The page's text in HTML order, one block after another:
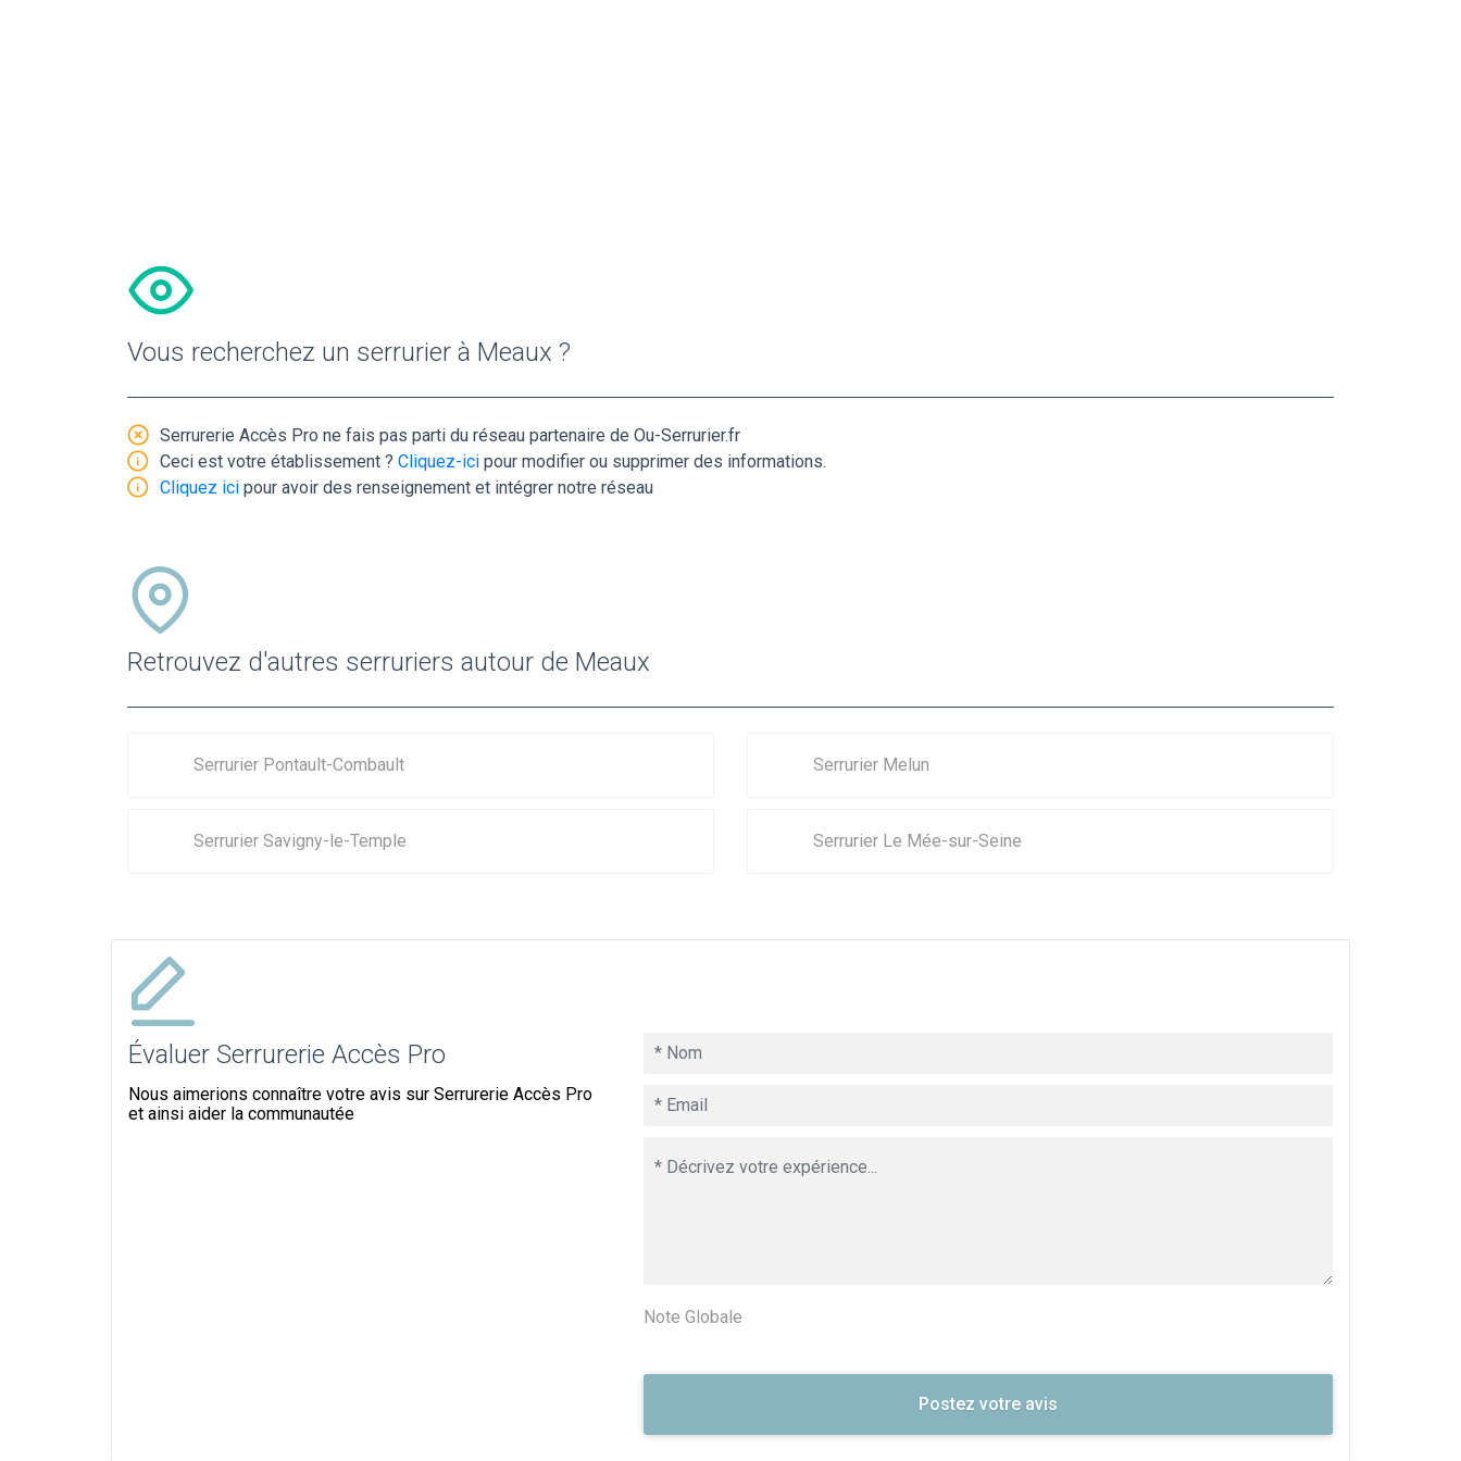
Vous recherchez un serrurier à Meaux ?
Serrurerie Accès Pro ne fais pas parti du réseau partenaire de Ou-Serrurier.fr
Ceci est votre établissement ? Cliquez-ici pour modifier ou supprimer des informations.
Cliquez ici pour avoir des renseignement et intégrer notre réseau
Retrouvez d'autres serruriers autour de Meaux
Serrurier Pontault-Combault Serrurier Melun
Serrurier Savigny-le-Temple Serrurier Le Mée-sur-Seine
Évaluer Serrurerie Accès Pro
Nous aimerions connaître votre avis sur Serrurerie Accès Pro
et ainsi aider la communautée
Note Globale